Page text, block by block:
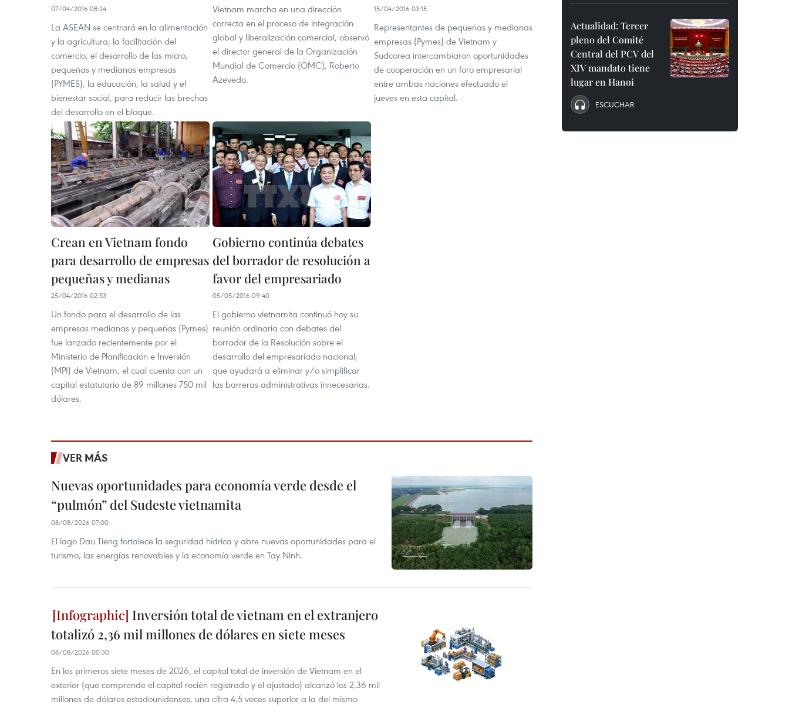
07/04/2016 08:24
La ASEAN se centrará en la alimentación
y la agricultura; la facilitación del
comercio; el desarrollo de las micro,
pequeñas y medianas empresas
(PYMES); la educación; la salud y el
bienestar social, para reducir las brechas
del desarrollo en el bloque.
Vietnam marcha en una dirección
correcta en el proceso de integración
global y liberalización comercial, observó
el director general de la Organización
Mundial de Comercio (OMC), Roberto
Azevedo.
15/04/2016 03:15
Representantes de pequeñas y medianas
empresas (Pymes) de Vietnam y
Sudcorea intercambiaron oportunidades
de cooperación en un foro empresarial
entre ambas naciones efectuado el
jueves en esta capital.
Crean en Vietnam fondo
para desarrollo de empresas
pequeñas y medianas
25/04/2016 02:53
Un fondo para el desarrollo de las
empresas medianas y pequeñas (Pymes)
fue lanzado recientemente por el
Ministerio de Planificación e Inversión
(MPI) de Vietnam, el cual cuenta con un
capital estatutario de 89 millones 750 mil
dólares.
Gobierno continúa debates
del borrador de resolución a
favor del empresariado
05/05/2016 09:40
El gobierno vietnamita continuó hoy su
reunión ordinaria con debates del
borrador de la Resolución sobre el
desarrollo del empresariado nacional,
que ayudará a eliminar y/o simplificar
las barreras administrativas innecesarias.
VER MÁS
Nuevas oportunidades para economía verde desde el
“pulmón” del Sudeste vietnamita
08/08/2026 07:00
El lago Dau Tieng fortalece la seguridad hídrica y abre nuevas oportunidades para el
turismo, las energías renovables y la economía verde en Tay Ninh.
Inversión total de vietnam en el extranjero
totalizó 2,36 mil millones de dólares en siete meses
08/08/2026 00:30
En los primeros siete meses de 2026, el capital total de inversión de Vietnam en el
exterior (que comprende el capital recién registrado y el ajustado) alcanzó los 2,36 mil
millones de dólares estadounidenses, una cifra 4,5 veces superior a la del mismo
Actualidad: Tercer
pleno del Comité
Central del PCV del
XIV mandato tiene
lugar en Hanoi
ESCUCHAR